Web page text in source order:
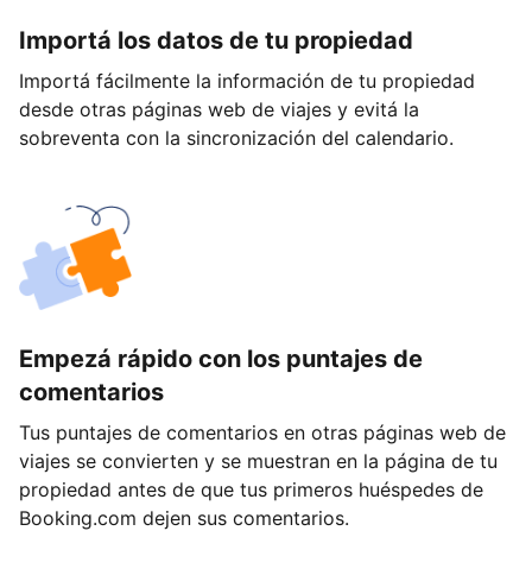
Importá los datos de tu propiedad
Importá fácilmente la información de tu propiedad
desde otras páginas web de viajes y evitá la
sobreventa con la sincronización del calendario.
Empezá rápido con los puntajes de
comentarios
Tus puntajes de comentarios en otras páginas web de
viajes se convierten y se muestran en la página de tu
propiedad antes de que tus primeros huéspedes de
Booking.com dejen sus comentarios.